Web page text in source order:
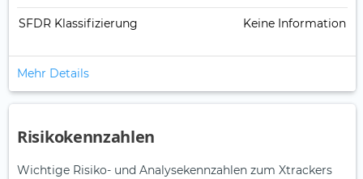
SFDR Klassifizierung Keine Information
Mehr Details
Risikokennzahlen
Wichtige Risiko- und Analysekennzahlen zum Xtrackers